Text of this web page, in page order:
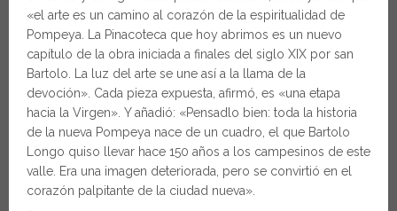
«el arte es un camino al corazón de la espiritualidad de
Pompeya. La Pinacoteca que hoy abrimos es un nuevo
capítulo de la obra iniciada a finales del siglo XIX por san
Bartolo. La luz del arte se une así a la llama de la
devoción». Cada pieza expuesta, afirmó, es «una etapa
hacia la Virgen». Y añadió: «Pensadlo bien: toda la historia
de la nueva Pompeya nace de un cuadro, el que Bartolo
Longo quiso llevar hace 150 años a los campesinos de este
valle. Era una imagen deteriorada, pero se convirtió en el
corazón palpitante de la ciudad nueva».